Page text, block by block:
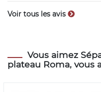
Voir tous les avis
Vous aimez
plateau Roma, vous